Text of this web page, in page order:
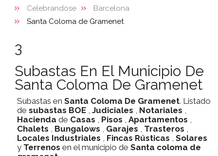
Celebrandose
Barcelona
Santa Coloma de Gramenet
3
Subastas En El Municipio De
Santa Coloma De Gramenet
Subastas en Santa Coloma De Gramenet. Listado
de subastas BOE , Judiciales , Notariales ,
Hacienda de Casas , Pisos , Apartamentos ,
Chalets , Bungalows , Garajes , Trasteros ,
Locales Industriales , Fincas Rústicas , Solares
y Terrenos en el municipio de Santa coloma de